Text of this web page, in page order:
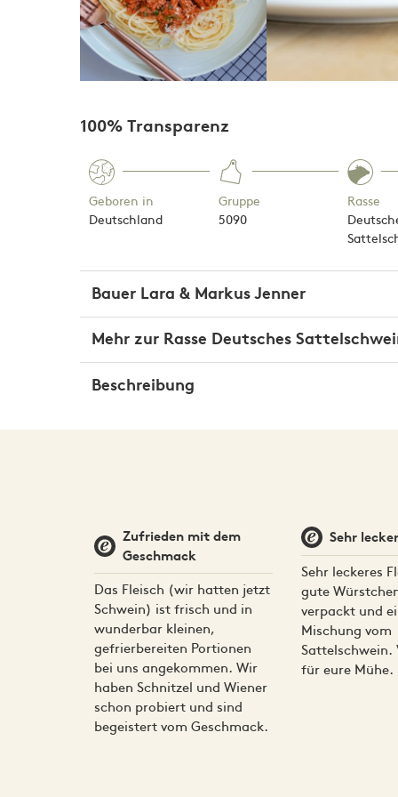
100% Transparenz
Geboren in
Deutschland
Gruppe
5090
Rasse
Bauer Lara & Markus Jenner
Auf dem Jennerhof bewirtschaften Lara und
Seniorenehepaar lebt und arbeitet zusammen
Mehr zur Rasse Deutsches
Beschreibung
Schweinefleisch (99,01%), Meersalz (0,99%).
Nährwerte
Energie: 1141 kJ / 275 kcal, Fette: 23,1 g
Aufbewahrung
Das Fleisch wird vakuumverpackt und gefroren
Auftauen
Lege das Fleisch einen Tag vorher in den
Zufrieden mit dem
Geschmack
Das Fleisch (wir hatten jetzt
Schwein) ist frisch und in
wunderbar kleinen,
gefrierbereiten Portionen
bei uns angekommen. Wir
haben Schnitzel und Wiener
schon probiert und sind
begeistert vom Geschmack.
Sehr
Sehr leckeres
gute
verpackt und
Mischung vom
Sattelschwein.
für eure Mühe.